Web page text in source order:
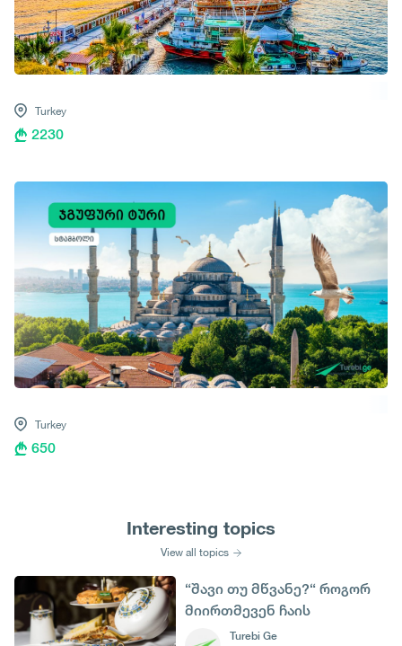
Turkey
2230
Turkey
650
Interesting topics
View all topics
“შავი თუ მწვანე?“ როგორ
მიირთმევენ ჩაის
სხვადასხვა ქვეყნებში
Turebi Ge